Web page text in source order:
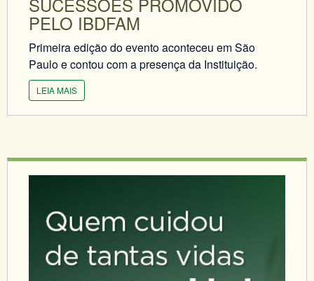
PELO IBDFAM
Primeira edição do evento aconteceu em São
Paulo e contou com a presença da Instituição.
LEIA MAIS